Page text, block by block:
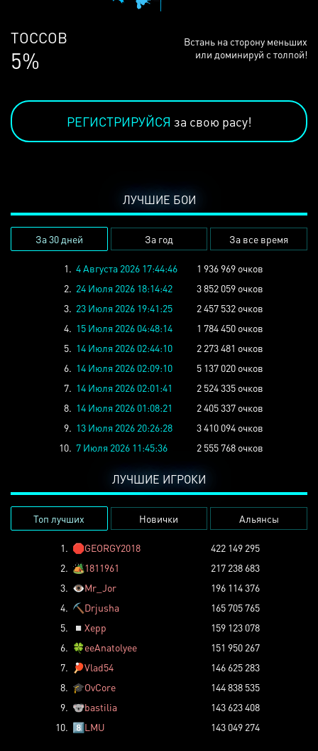
ЛЮДЕЙ
68%
Встань на сторону меньших
или доминируй с толпой!
РЕГИСТРИРУЙСЯ за свою расу!
ЛУЧШИЕ БОИ
За 30 дней За год За все время
1. 4 Августа 2026 17:44:46
1 936 969 очков
2. 24 Июля 2026 18:14:42
3 852 059 очков
3. 23 Июля 2026 19:41:25
2 457 532 очков
4. 15 Июля 2026 04:48:14
1 784 450 очков
5. 14 Июля 2026 02:44:10
2 273 481 очков
6. 14 Июля 2026 02:09:10
5 137 020 очков
7. 14 Июля 2026 02:01:41
2 524 335 очков
8. 14 Июля 2026 01:08:21
2 405 337 очков
9. 13 Июля 2026 20:26:28
3 410 094 очков
10. 7 Июля 2026 11:45:36 2 555 768 очков
ЛУЧШИЕ ИГРОКИ
Топ лучших Новички Альянсы
1. 🛑GEORGY2018
422 149 295
2. 🏕️1811961
217 238 683
3. 👁️Mr_Jor
196 114 376
4. ⛏️ Drjusha
165 705 765
5.
◽ Xepp
159 123 078
6. 🍀eeAnatolyee
151 950 267
7.
🏓Vlad54
146 625 283
8. 🎓OvCore
144 838 535
9. 🐨bastilia
143 623 408
10. 8️⃣LMU 143 049 274